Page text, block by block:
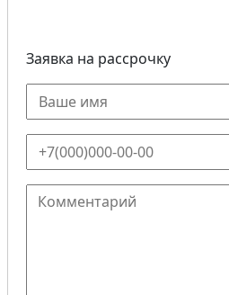
Заявка на рассрочку